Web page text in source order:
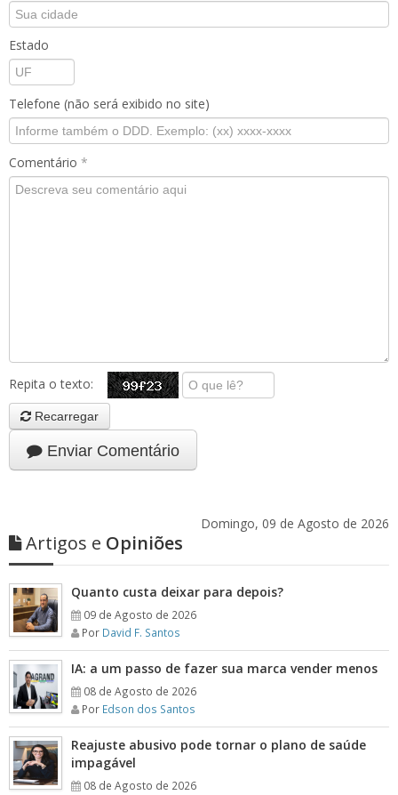
Estado
Telefone (não será exibido no site)
Comentário *
Repita o texto:
Recarregar
Enviar Comentário
Domingo, 09 de Agosto de 2026
Artigos e Opiniões
Quanto custa deixar para depois?
09 de Agosto de 2026
Por David F. Santos
IA: a um passo de fazer sua marca vender menos
08 de Agosto de 2026
Por Edson dos Santos
Reajuste abusivo pode tornar o plano de saúde
impagável
08 de Agosto de 2026